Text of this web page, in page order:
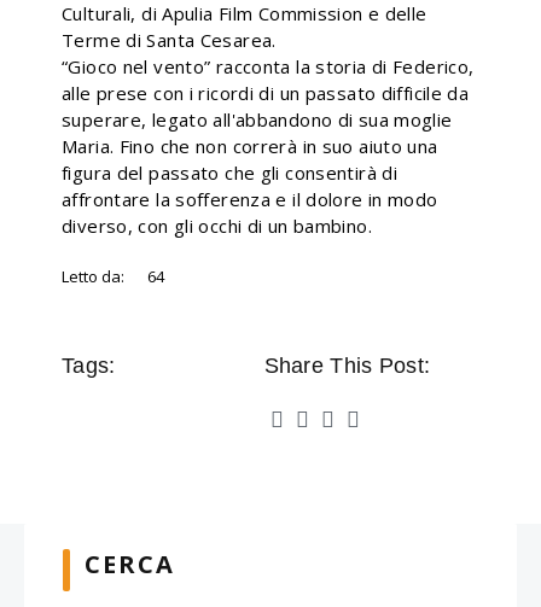
Culturali, di Apulia Film Commission e delle
Terme di Santa Cesarea.
“Gioco nel vento” racconta la storia di Federico,
alle prese con i ricordi di un passato difficile da
superare, legato all'abbandono di sua moglie
Maria. Fino che non correrà in suo aiuto una
figura del passato che gli consentirà di
affrontare la sofferenza e il dolore in modo
diverso, con gli occhi di un bambino.
Letto da: 64
Tags: Share This Post:
CERCA